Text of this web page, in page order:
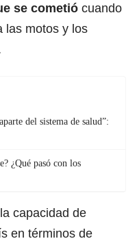
se cometió cuando
las motos y los
del sistema de salud”:
¿Qué pasó con los
capacidad de
en términos de